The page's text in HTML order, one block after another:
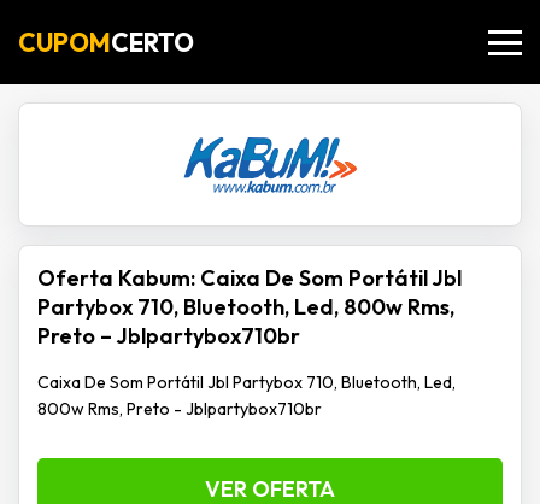
CUPOMCERTO
Oferta Kabum: Caixa De Som Portátil Jbl
Partybox 710, Bluetooth, Led, 800w Rms,
Preto – Jblpartybox710br
Caixa De Som Portátil Jbl Partybox 710, Bluetooth, Led,
800w Rms, Preto - Jblpartybox710br
VER OFERTA